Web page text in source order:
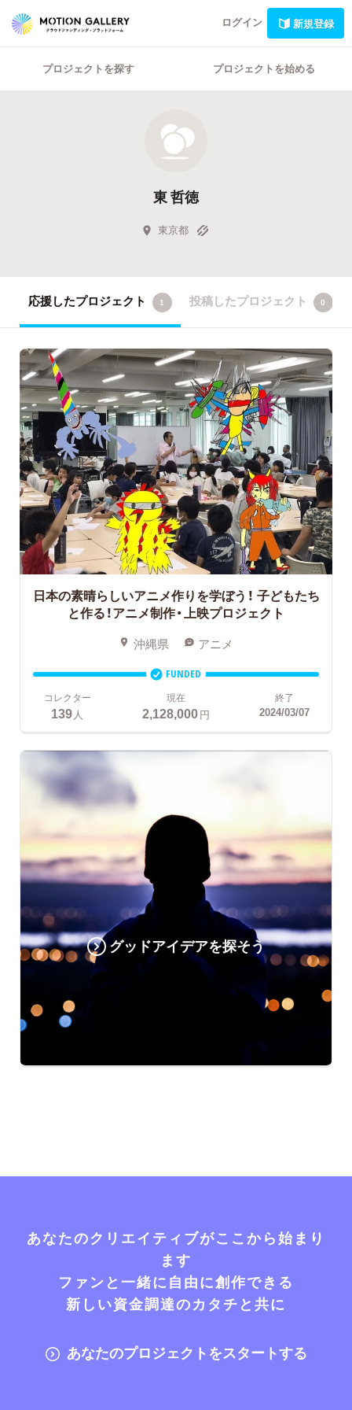
ログイン 新規登録
プロジェクトを探す プロジェクトを始める
東 哲徳
東京都
応援したプロジェクト 1 投稿したプロジェクト 0
日本の素晴らしいアニメ作りを学ぼう！ 子どもたち
と作る！アニメ制作・上映プロジェクト
沖縄県 アニメ
FUNDED
コレクター
139 人
現在
2,128,000円
終了
2024/03/07
グッドアイデアを探そう
あなたのクリエイティブがここから始まり
ます
ファンと一緒に自由に創作できる
新しい資金調達のカタチと共に
あなたのプロジェクトをスタートする